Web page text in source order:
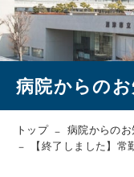
病院からの
トップ
病院からの
【終了しました】